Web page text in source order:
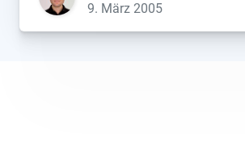
9. März 2005